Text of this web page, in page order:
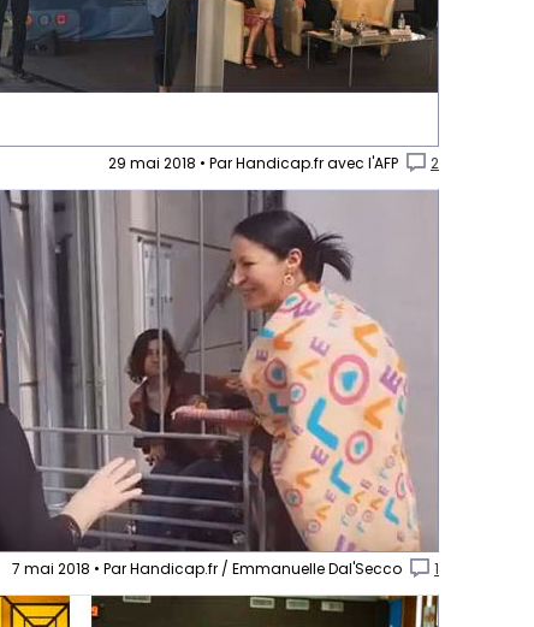
29 mai 2018 • Par Handicap.fr avec l'AFP 2
7 mai 2018 • Par Handicap.fr / Emmanuelle Dal'Secco 1